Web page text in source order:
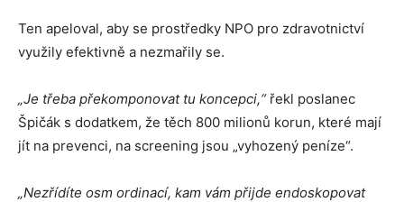
Ten apeloval, aby se prostředky NPO pro zdravotnictví
využily efektivně a nezmařily se.
„Je třeba překomponovat tu koncepci,“řekl poslanec
Špičák s dodatkem, že těch 800 milionů korun, které mají
jít na prevenci, na screening jsou „vyhozený peníze“.
„Nezřídíte osm ordinací, kam vám přijde endoskopovat